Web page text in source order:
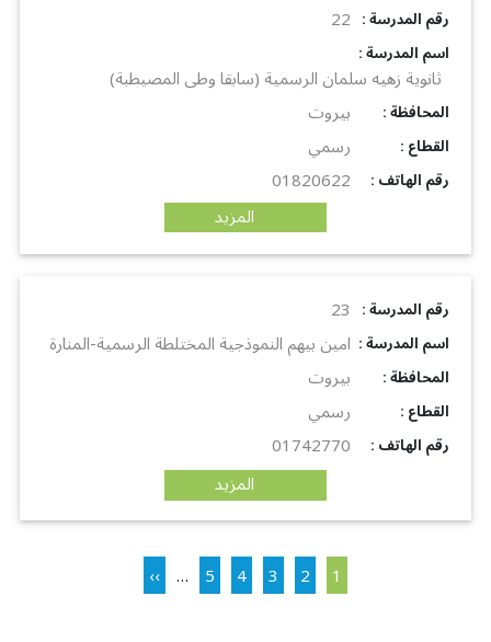
: رقم المدرسة 22
: اسم المدرسة
ثانوية زهيه سلمان الرسمية (سابقا وطى المصيطبة)
: المحافظة بيروت
: القطاع رسمي
: رقم الهاتف
01820622
المزيد
: رقم المدرسة 23
: اسم المدرسة امين بيهم النموذجية المختلطة الرسمية-المنارة
: المحافظة بيروت
: القطاع رسمي
: رقم الهاتف
01742770
المزيد
Current page1
Page
2
Page
3
Page
4
Page
5
…
Next page
››